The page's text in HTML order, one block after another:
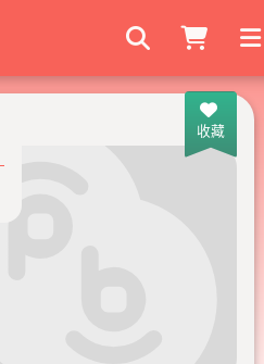
搜尋商家
收藏